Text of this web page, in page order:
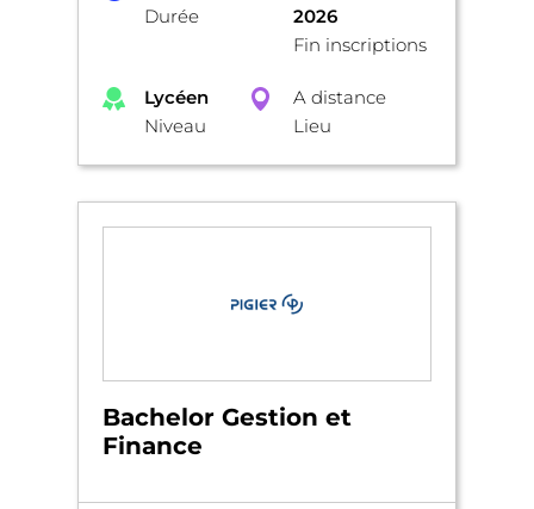
Durée
2026
Fin inscriptions
Lycéen
Niveau
A distance
Lieu
Bachelor Gestion et
Finance